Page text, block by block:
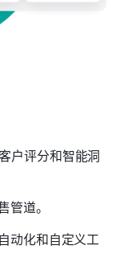
户评分和智能洞
管道。
动化和自定义工